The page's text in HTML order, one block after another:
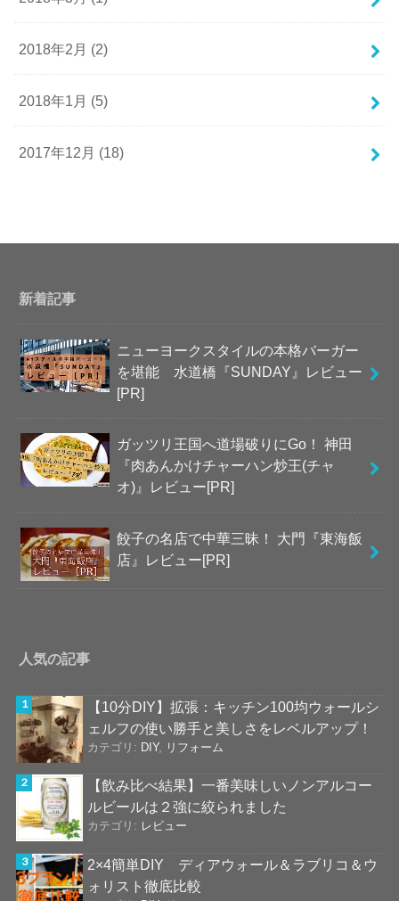
2018年2月 (2)
2018年1月 (5)
2017年12月 (18)
新着記事
ニューヨークスタイルの本格バーガー
を堪能 水道橋『SUNDAY』レビュー
[PR]
ガッツリ王国へ道場破りにGo！ 神田
『肉あんかけチャーハン炒王(チャ
オ)』レビュー[PR]
餃子の名店で中華三昧！ 大門『東海飯
店』レビュー[PR]
人気の記事
【10分DIY】拡張：キッチン100均ウォールシ
ェルフの使い勝手と美しさをレベルアップ！
カテゴリ: DIY, リフォーム
【飲み比べ結果】一番美味しいノンアルコー
ルビールは２強に絞られました
カテゴリ: レビュー
2×4簡単DIY ディアウォール＆ラブリコ＆ウ
ォリスト徹底比較